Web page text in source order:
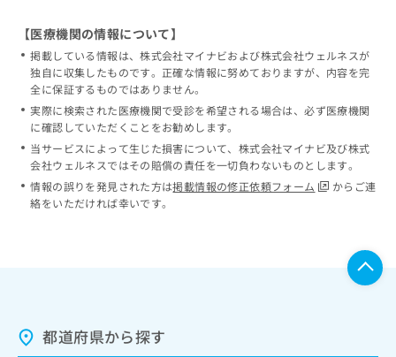
【医療機関の情報について】
掲載している情報は、株式会社マイナビおよび株式会社ウェルネスが
独自に収集したものです。正確な情報に努めておりますが、内容を完
全に保証するものではありません。
実際に検索された医療機関で受診を希望される場合は、必ず医療機関
に確認していただくことをお勧めします。
当サービスによって生じた損害について、株式会社マイナビ及び株式
会社ウェルネスではその賠償の責任を一切負わないものとします。
情報の誤りを発見された方は掲載情報の修正依頼フォーム
からご連
絡をいただければ幸いです。
都道府県から探す